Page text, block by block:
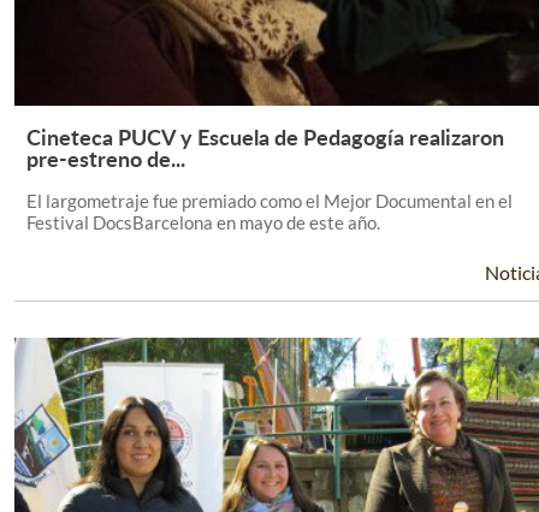
Leer Más +
Cineteca PUCV y Escuela de Pedagogía realizaron
pre-estreno de...
El largometraje fue premiado como el Mejor Documental en el
Festival DocsBarcelona en mayo de este año.